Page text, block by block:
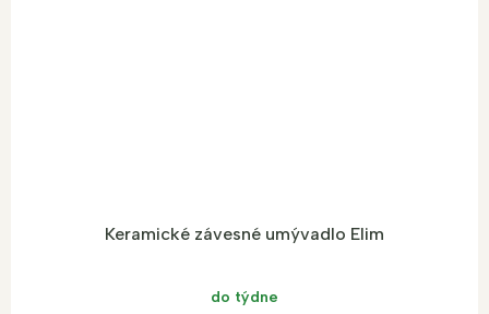
Keramické závesné umývadlo Elim
do týdne